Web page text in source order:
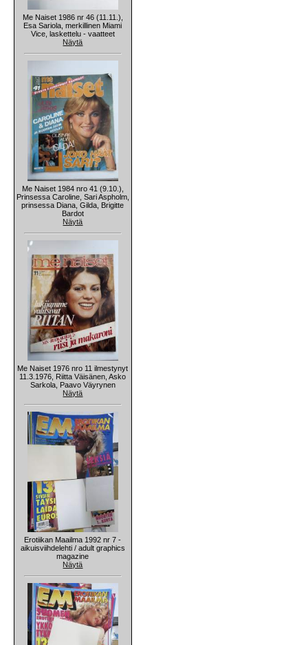
Me Naiset 1986 nr 46 (11.11.),
Esa Sariola, merkillinen Miami
Vice, laskettelu - vaatteet
Näytä
Me Naiset 1984 nro 41 (9.10.),
Prinsessa Caroline, Sari Aspholm,
prinsessa Diana, Gilda, Brigitte
Bardot
Näytä
Me Naiset 1976 nro 11 ilmestynyt
11.3.1976, Riitta Väisänen, Asko
Sarkola, Paavo Väyrynen
Näytä
Erotiikan Maailma 1992 nr 7 -
aikuisviihdelehti / adult graphics
magazine
Näytä